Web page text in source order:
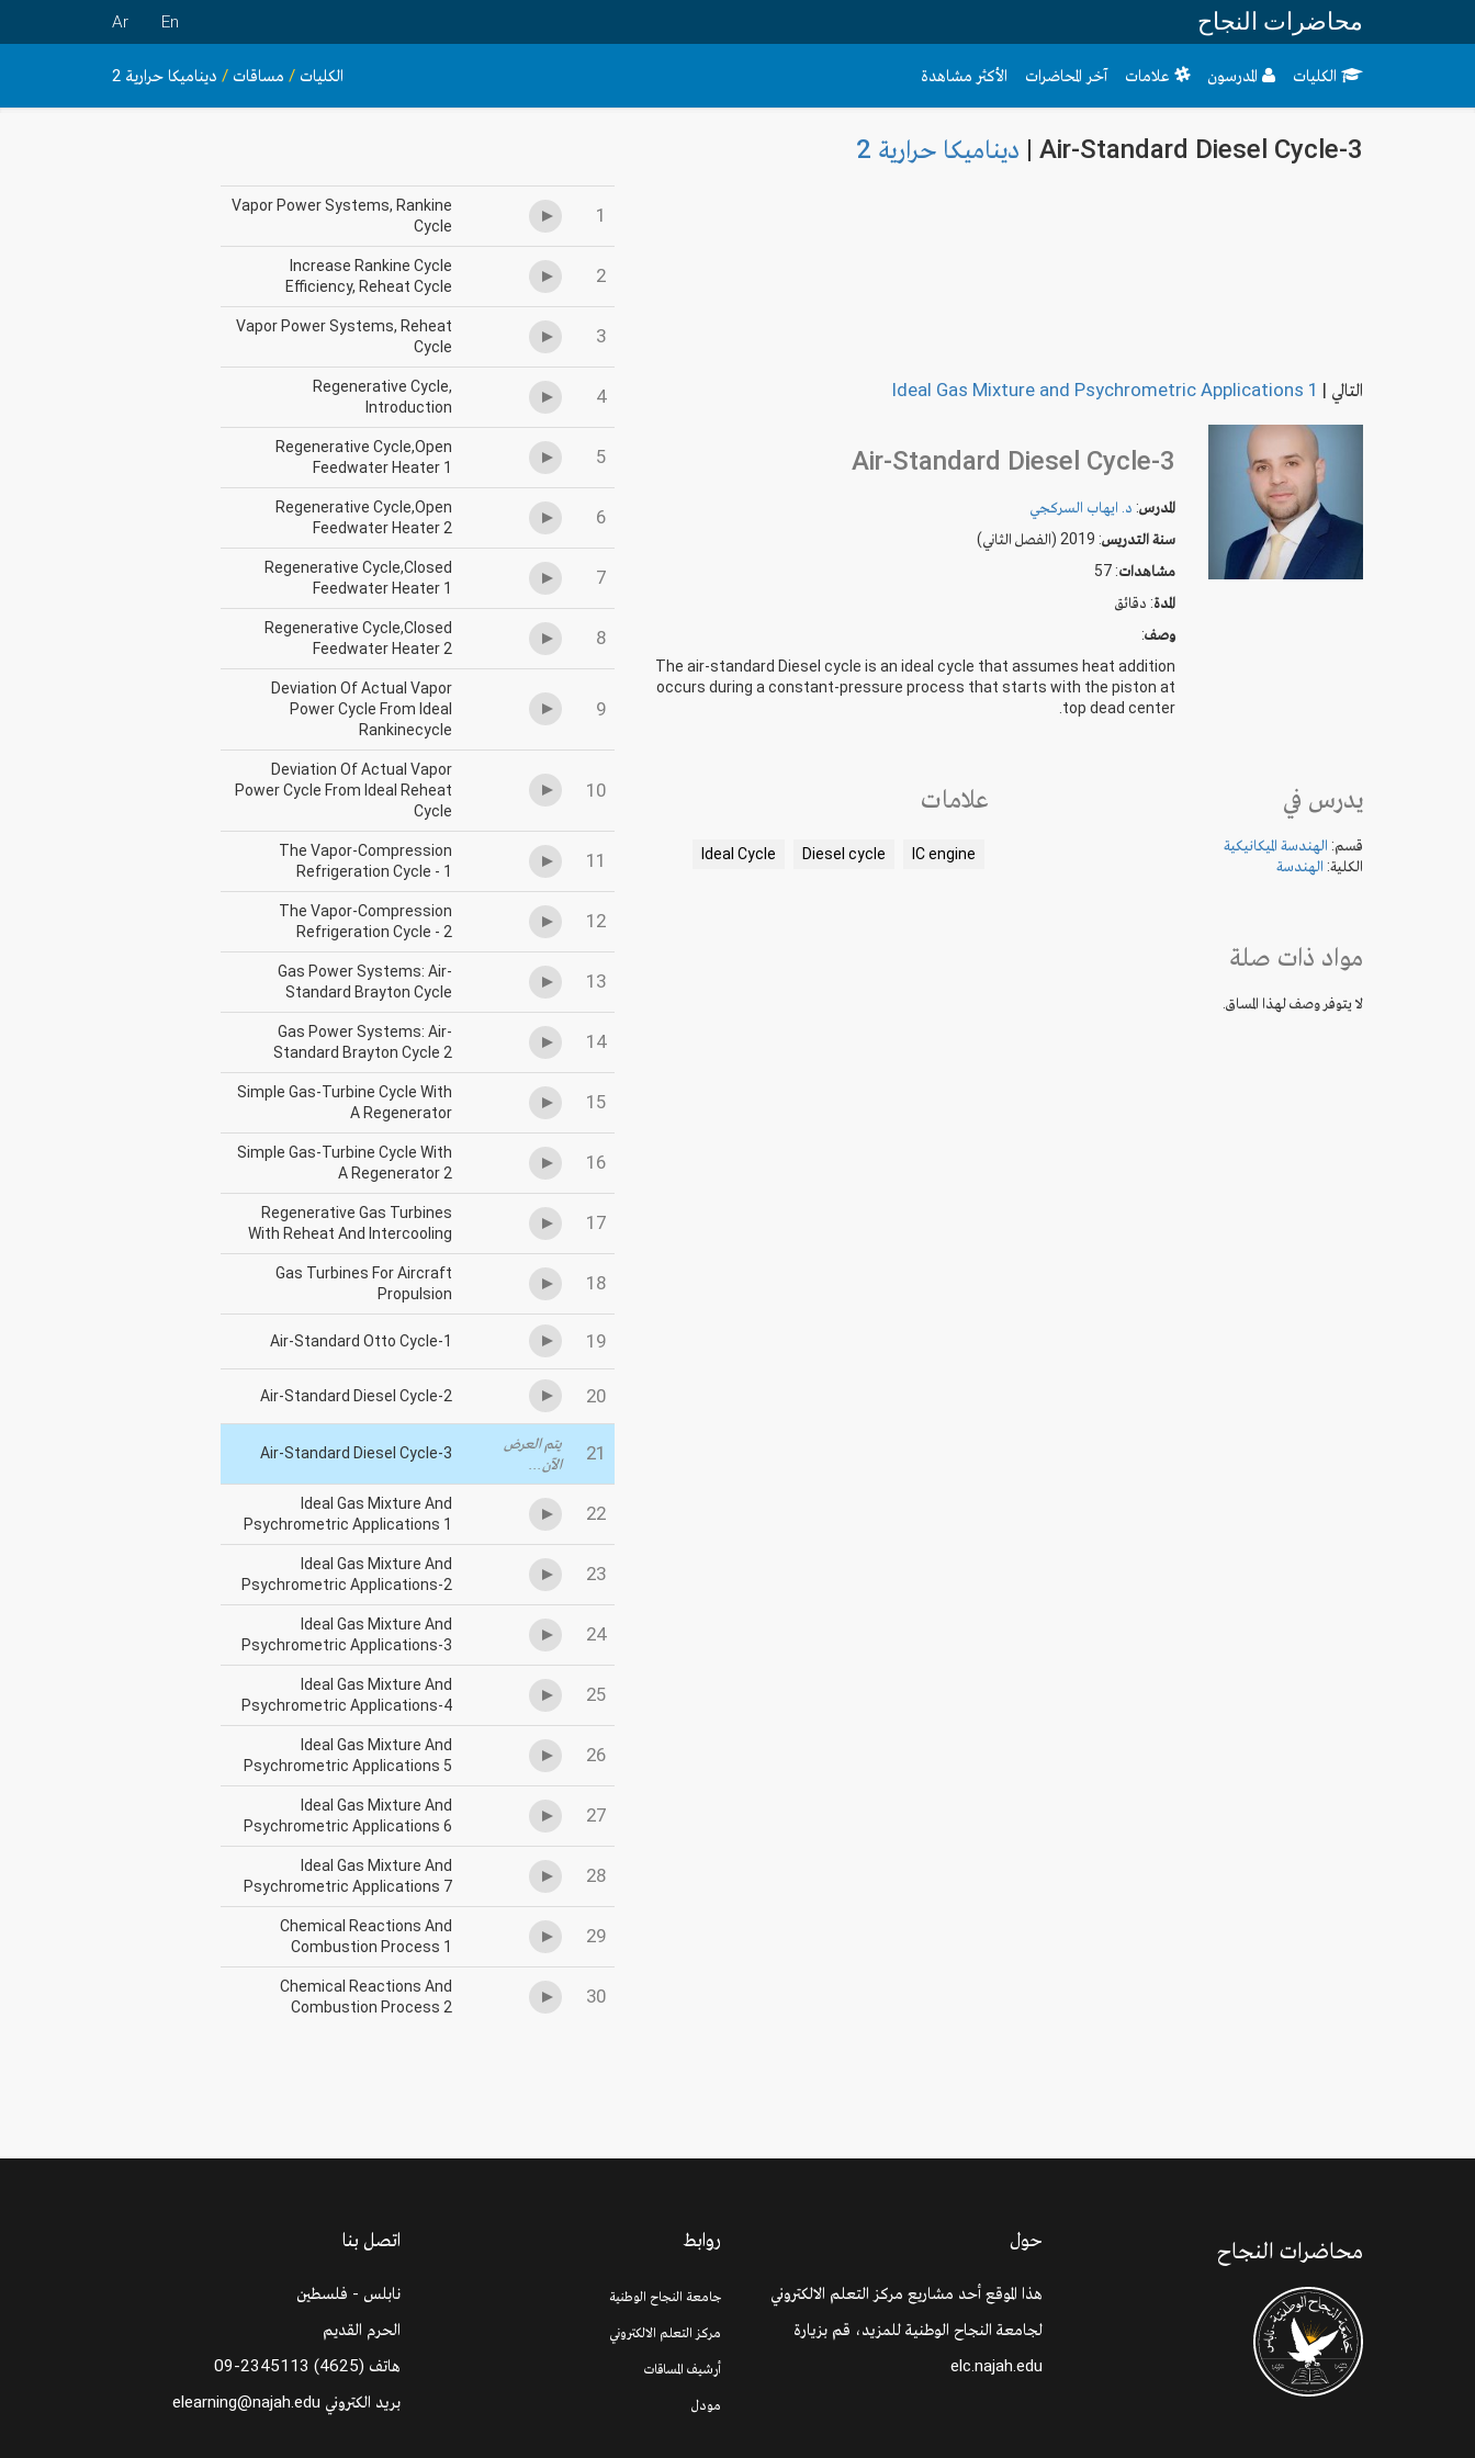
محاضرات النجاح En
Ar
الكليات المدرسون علامات آخر المحاضرات الأكثر مشاهدة الكليات / مساقات / ديناميكا حرارية 2
Air-Standard Diesel Cycle-3 | ديناميكا حرارية 2
التالي |
Ideal Gas Mixture and Psychrometric Applications 1
Air-Standard Diesel Cycle-3
المدرس: د. ايهاب السركجي
سنة التدريس: 2019 (الفصل الثاني)
مشاهدات: 57
المدة: دقائق
وصف:
The air-standard Diesel cycle is an ideal cycle that assumes heat addition
occurs during a constant-pressure process that starts with the piston at
top dead center.
يدرس في
قسم: الهندسة الميكانيكية
الكلية: الهندسة
علامات
IC engine
Diesel cycle
Ideal Cycle
مواد ذات صلة
لا يتوفر وصف لهذا المساق.
1
Vapor Power Systems, Rankine
Cycle
2
Increase Rankine Cycle
Efficiency, Reheat Cycle
3
Vapor Power Systems, Reheat
Cycle
4
Regenerative Cycle,
Introduction
5
Regenerative Cycle,Open
Feedwater Heater 1
6
Regenerative Cycle,Open
Feedwater Heater 2
7
Regenerative Cycle,Closed
Feedwater Heater 1
8
Regenerative Cycle,Closed
Feedwater Heater 2
9
Deviation Of Actual Vapor
Power Cycle From Ideal
Rankinecycle
10
Deviation Of Actual Vapor
Power Cycle From Ideal Reheat
Cycle
11
The Vapor-Compression
Refrigeration Cycle - 1
12
The Vapor-Compression
Refrigeration Cycle - 2
13
Gas Power Systems: Air-
Standard Brayton Cycle
14
Gas Power Systems: Air-
Standard Brayton Cycle 2
15
Simple Gas-Turbine Cycle With
A Regenerator
16
Simple Gas-Turbine Cycle With
A Regenerator 2
17
Regenerative Gas Turbines
With Reheat And Intercooling
18
Gas Turbines For Aircraft
Propulsion
19
Air-Standard Otto Cycle-1
20
Air-Standard Diesel Cycle-2
21
يتم العرض
الآن...
Air-Standard Diesel Cycle-3
22
Ideal Gas Mixture And
Psychrometric Applications 1
23
Ideal Gas Mixture And
Psychrometric Applications-2
24
Ideal Gas Mixture And
Psychrometric Applications-3
25
Ideal Gas Mixture And
Psychrometric Applications-4
26
Ideal Gas Mixture And
Psychrometric Applications 5
27
Ideal Gas Mixture And
Psychrometric Applications 6
28
Ideal Gas Mixture And
Psychrometric Applications 7
29
Chemical Reactions And
Combustion Process 1
30
Chemical Reactions And
Combustion Process 2
محاضرات النجاح حول
هذا الموقع أحد مشاريع مركز التعلم الالكتروني
لجامعة النجاح الوطنية للمزيد، قم بزيارة
elc.najah.edu
روابط
جامعة النجاح الوطنية
مركز التعلم الالكتروني
أرشيف المساقات
مودل
اتصل بنا
نابلس - فلسطين
الحرم القديم
هاتف 09-2345113 (4625)
بريد الكتروني elearning@najah.edu